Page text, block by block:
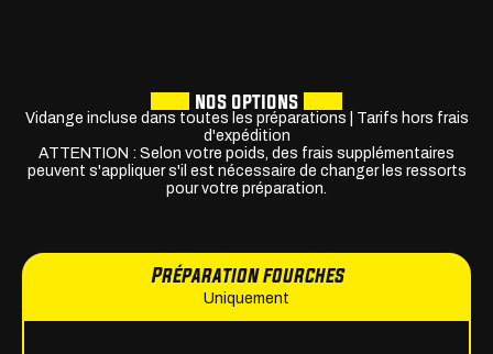
nos options
Vidange incluse dans toutes les préparations | Tarifs hors frais
d'expédition
ATTENTION : Selon votre poids, des frais supplémentaires
peuvent s'appliquer s'il est nécessaire de changer les ressorts
pour votre préparation.
Préparation fourches
Uniquement